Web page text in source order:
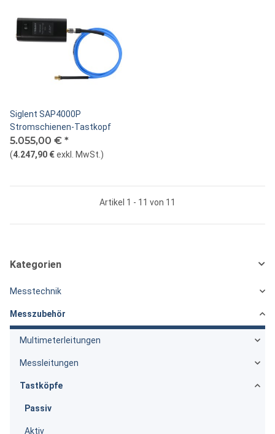
Siglent SAP4000P
Stromschienen-Tastkopf
5.055,00 € *
(4.247,90 €exkl. MwSt. )
Artikel 1 - 11 von 11
Kategorien
Messtechnik
Messzubehör
Multimeterleitungen
Messleitungen
Tastköpfe
Passiv
Aktiv